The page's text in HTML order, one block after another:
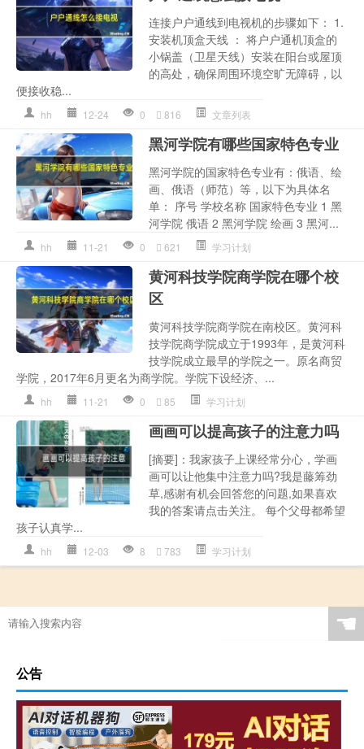
连接户户通线到电视机的步骤如下： 1.
安装机顶盒天线 ： 将户户通机顶盒的
小锅盖（卫星天线）安装在阳台或屋顶
的高处，确保周围环境空旷无障碍，以
便接收稳...
hh 12-24 0 816 文章列表
黑河学院有哪些国家特色专业
黑河学院的国家特色专业有：俄语、绘
画、俄语（师范）等，以下为具体名
单： 序号 学校名称 国家特色专业 1 黑
河学院 俄语 2 黑河学院 绘画 3 黑河...
hh 11-21 0 621 学习计划
黄河科技学院商学院在哪个校
区
黄河科技学院商学院在南校区。黄河科
技学院商学院成立于1993年，是黄河科
技学院成立最早的学院之一。原名商贸
学院，2017年6月更名为商学院。学院下设经济、...
hh 11-21 0 85 学习计划
画画可以提高孩子的注意力吗
[摘要]：我家孩子上课经常分心，学画
画可以让他集中注意力吗?我是藤筹劲
草,感谢有机会回答您的问题,如果喜欢
我的答案请点击关注。 每个父母都希望
孩子认真学...
hh 12-03 8 783 学习计划
☚
公告